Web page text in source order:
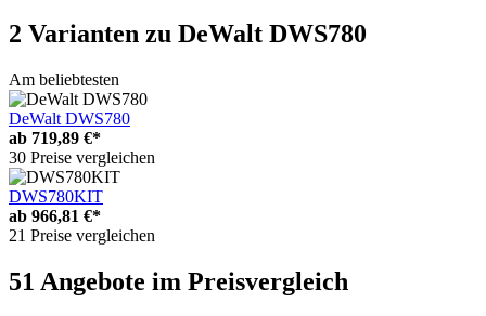
2 Varianten zu DeWalt DWS780
Am beliebtesten
DeWalt DWS780
ab 719,89 €*
30 Preise vergleichen
DWS780KIT
ab 966,81 €*
21 Preise vergleichen
51 Angebote im Preisvergleich